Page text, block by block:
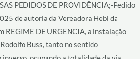
PEDIDOS DE PROVIDÊNCIA;-Pedido
de autoria da Vereadora Hebi da
REGIME DE URGENCIA, a instalação
Buss, tanto no sentido